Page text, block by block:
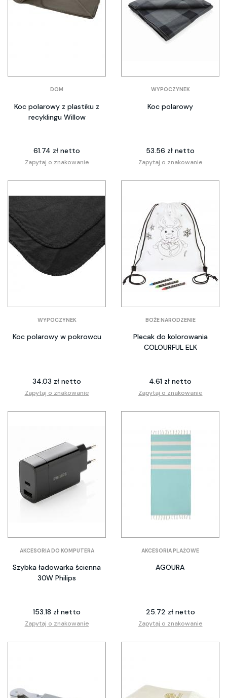
DOM
Koc polarowy z plastiku z
recyklingu Willow
61.74 zł netto
Zapytaj o znakowanie
WYPOCZYNEK
Koc polarowy
53.56 zł netto
Zapytaj o znakowanie
WYPOCZYNEK
Koc polarowy w pokrowcu
34.03 zł netto
Zapytaj o znakowanie
BOŻE NARODZENIE
Plecak do kolorowania
COLOURFUL ELK
4.61 zł netto
Zapytaj o znakowanie
AKCESORIA DO KOMPUTERA
Szybka ładowarka ścienna
30W Philips
153.18 zł netto
Zapytaj o znakowanie
AKCESORIA PLAŻOWE
AGOURA
25.72 zł netto
Zapytaj o znakowanie